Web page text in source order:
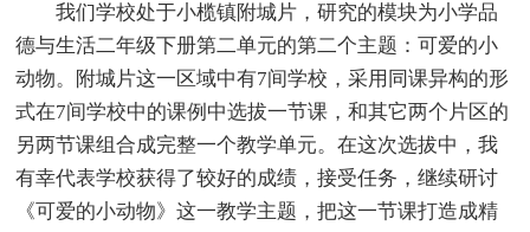
我们学校处于小榄镇附城片，研究的模块为小学品
德与生活二年级下册第二单元的第二个主题：可爱的小
动物。附城片这一区域中有7间学校，采用同课异构的形
式在7间学校中的课例中选拔一节课，和其它两个片区的
另两节课组合成完整一个教学单元。在这次选拔中，我
有幸代表学校获得了较好的成绩，接受任务，继续研讨
《可爱的小动物》这一教学主题，把这一节课打造成精